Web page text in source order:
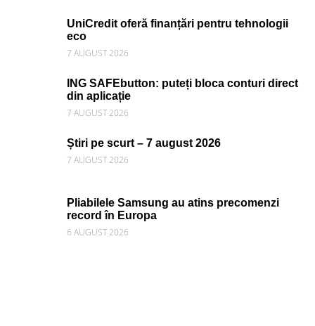
UniCredit oferă finanțări pentru tehnologii
eco
7 AUGUST 2026
ING SAFEbutton: puteți bloca conturi direct
din aplicație
7 AUGUST 2026
Știri pe scurt – 7 august 2026
7 AUGUST 2026
Pliabilele Samsung au atins precomenzi
record în Europa
6 AUGUST 2026